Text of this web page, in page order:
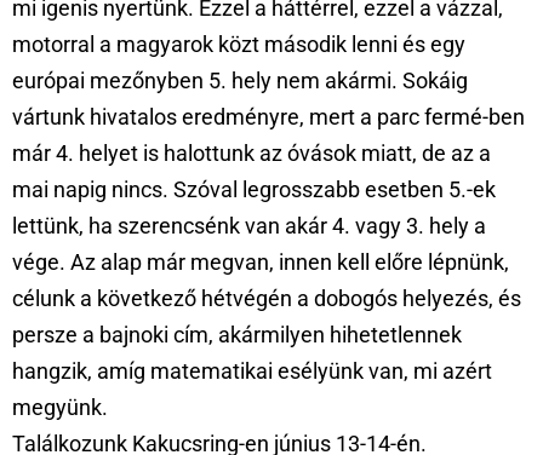
mi igenis nyertünk. Ezzel a háttérrel, ezzel a vázzal,
motorral a magyarok közt második lenni és egy
európai mezőnyben 5. hely nem akármi. Sokáig
vártunk hivatalos eredményre, mert a parc fermé-ben
már 4. helyet is halottunk az óvások miatt, de az a
mai napig nincs. Szóval legrosszabb esetben 5.-ek
lettünk, ha szerencsénk van akár 4. vagy 3. hely a
vége. Az alap már megvan, innen kell előre lépnünk,
célunk a következő hétvégén a dobogós helyezés, és
persze a bajnoki cím, akármilyen hihetetlennek
hangzik, amíg matematikai esélyünk van, mi azért
megyünk.
Találkozunk Kakucsring-en június 13-14-én.